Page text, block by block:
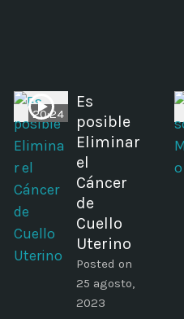
20:24
Es
posible
Eliminar
el
Cáncer
de
Cuello
Uterino
Posted on
25 agosto,
2023